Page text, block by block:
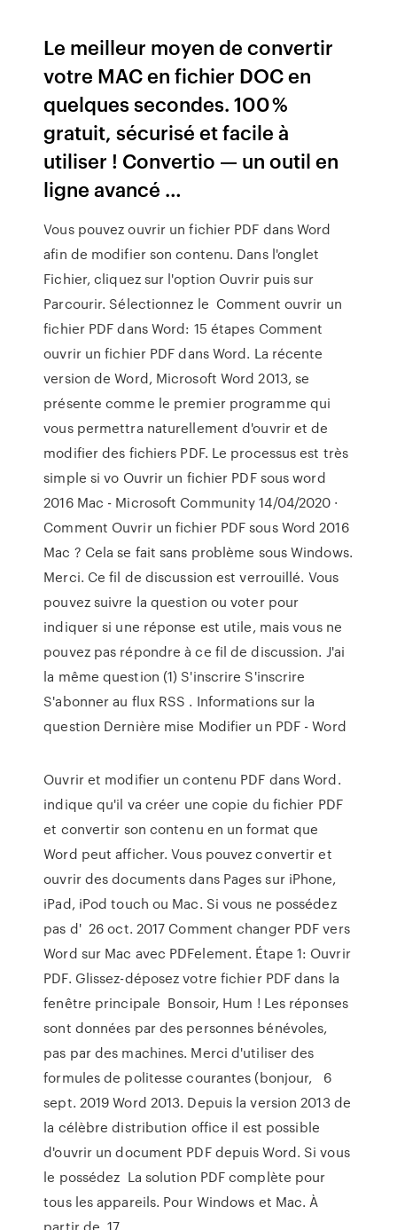
Le meilleur moyen de convertir
votre MAC en fichier DOC en
quelques secondes. 100 %
gratuit, sécurisé et facile à
utiliser ! Convertio — un outil en
ligne avancé …
Vous pouvez ouvrir un fichier PDF dans Word
afin de modifier son contenu. Dans l'onglet
Fichier, cliquez sur l'option Ouvrir puis sur
Parcourir. Sélectionnez le Comment ouvrir un
fichier PDF dans Word: 15 étapes Comment
ouvrir un fichier PDF dans Word. La récente
version de Word, Microsoft Word 2013, se
présente comme le premier programme qui
vous permettra naturellement d'ouvrir et de
modifier des fichiers PDF. Le processus est très
simple si vo Ouvrir un fichier PDF sous word
2016 Mac - Microsoft Community 14/04/2020 ·
Comment Ouvrir un fichier PDF sous Word 2016
Mac ? Cela se fait sans problème sous Windows.
Merci. Ce fil de discussion est verrouillé. Vous
pouvez suivre la question ou voter pour
indiquer si une réponse est utile, mais vous ne
pouvez pas répondre à ce fil de discussion. J'ai
la même question (1) S'inscrire S'inscrire
S'abonner au flux RSS . Informations sur la
question Dernière mise Modifier un PDF - Word
Ouvrir et modifier un contenu PDF dans Word.
indique qu'il va créer une copie du fichier PDF
et convertir son contenu en un format que
Word peut afficher. Vous pouvez convertir et
ouvrir des documents dans Pages sur iPhone,
iPad, iPod touch ou Mac. Si vous ne possédez
pas d' 26 oct. 2017 Comment changer PDF vers
Word sur Mac avec PDFelement. Étape 1: Ouvrir
PDF. Glissez-déposez votre fichier PDF dans la
fenêtre principale Bonsoir, Hum ! Les réponses
sont données par des personnes bénévoles,
pas par des machines. Merci d'utiliser des
formules de politesse courantes (bonjour, 6
sept. 2019 Word 2013. Depuis la version 2013 de
la célèbre distribution office il est possible
d'ouvrir un document PDF depuis Word. Si vous
le possédez La solution PDF complète pour
tous les appareils. Pour Windows et Mac. À
partir de. 17.